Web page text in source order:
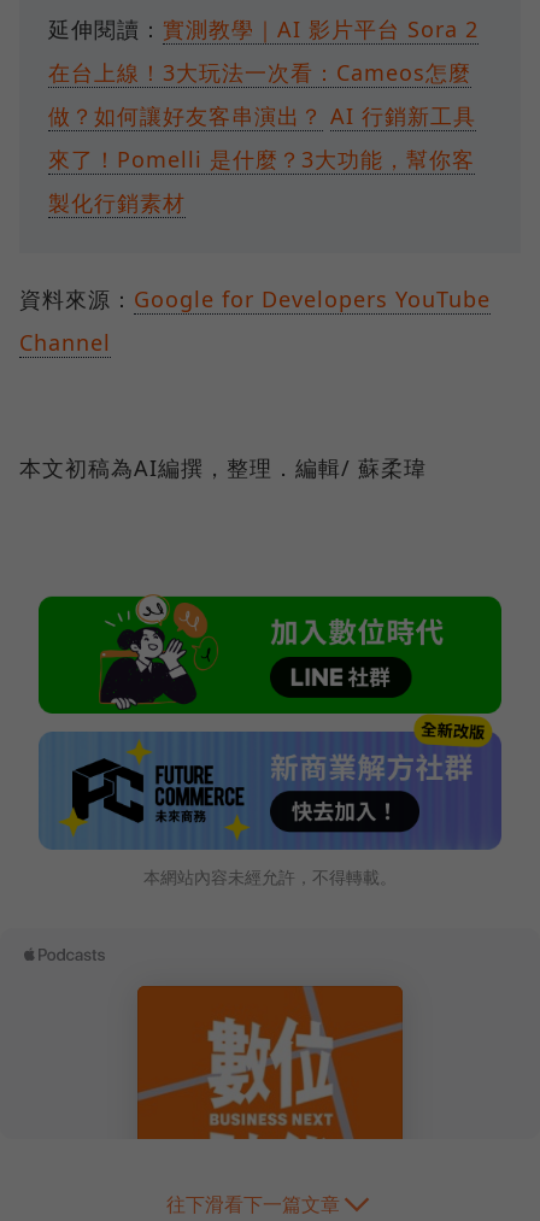
延伸閱讀： 實測教學｜AI 影片平台 Sora 2
在台上線！3大玩法一次看：Cameos怎麼
做？如何讓好友客串演出？ AI 行銷新工具
來了！Pomelli 是什麼？3大功能，幫你客
製化行銷素材
資料來源： Google for Developers YouTube
Channel
本文初稿為AI編撰，整理．編輯/ 蘇柔瑋
本網站內容未經允許，不得轉載。
往下滑看下一篇文章